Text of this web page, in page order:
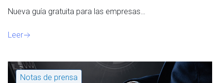
Nueva guía gratuita para las empresas…
Leer
Notas de prensa